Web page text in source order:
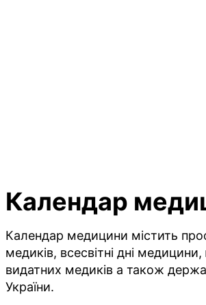
Календар
Календар медицини містить
медиків, всесвітні дні медицини,
видатних медиків а також
України.